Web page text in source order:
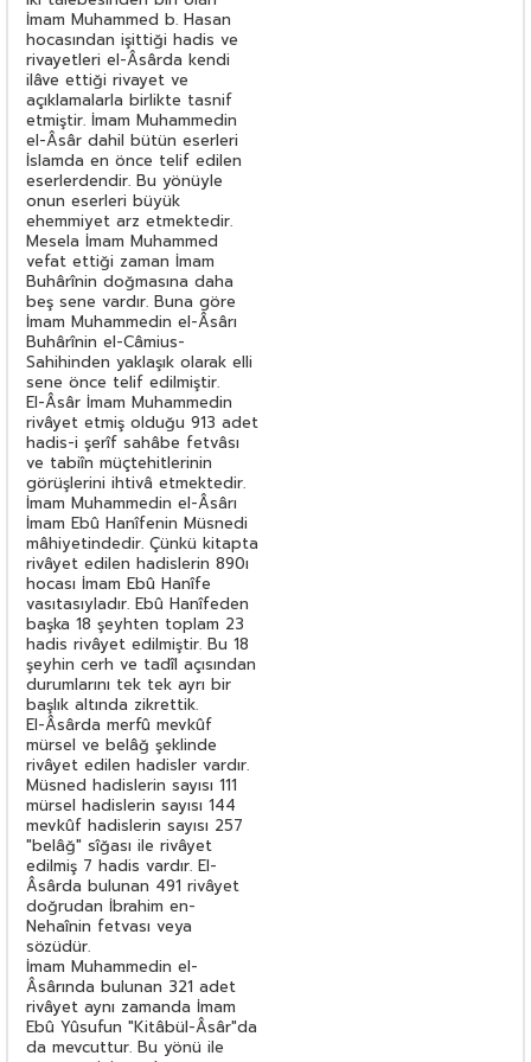
İmam Muhammed b. Hasan
hocasından işittiği hadis ve
rivayetleri el-Âsârda kendi
ilâve ettiği rivayet ve
açıklamalarla birlikte tasnif
etmiştir. İmam Muhammedin
el-Âsâr dahil bütün eserleri
İslamda en önce telif edilen
eserlerdendir. Bu yönüyle
onun eserleri büyük
ehemmiyet arz etmektedir.
Mesela İmam Muhammed
vefat ettiği zaman İmam
Buhârînin doğmasına daha
beş sene vardır. Buna göre
İmam Muhammedin el-Âsârı
Buhârînin el-Câmius-
Sahihinden yaklaşık olarak elli
sene önce telif edilmiştir.
El-Âsâr İmam Muhammedin
rivâyet etmiş olduğu 913 adet
hadis-i şerîf sahâbe fetvâsı
ve tabiîn müçtehitlerinin
görüşlerini ihtivâ etmektedir.
İmam Muhammedin el-Âsârı
İmam Ebû Hanîfenin Müsnedi
mâhiyetindedir. Çünkü kitapta
rivâyet edilen hadislerin 890ı
hocası İmam Ebû Hanîfe
vasıtasıyladır. Ebû Hanîfeden
başka 18 şeyhten toplam 23
hadis rivâyet edilmiştir. Bu 18
şeyhin cerh ve tadîl açısından
durumlarını tek tek ayrı bir
başlık altında zikrettik.
El-Âsârda merfû mevkûf
mürsel ve belâğ şeklinde
rivâyet edilen hadisler vardır.
Müsned hadislerin sayısı 111
mürsel hadislerin sayısı 144
mevkûf hadislerin sayısı 257
"belâğ" sîğası ile rivâyet
edilmiş 7 hadis vardır. El-
Âsârda bulunan 491 rivâyet
doğrudan İbrahim en-
Nehaînin fetvası veya
sözüdür.
İmam Muhammedin el-
Âsârında bulunan 321 adet
rivâyet aynı zamanda İmam
Ebû Yûsufun "Kitâbül-Âsâr"da
da mevcuttur. Bu yönü ile